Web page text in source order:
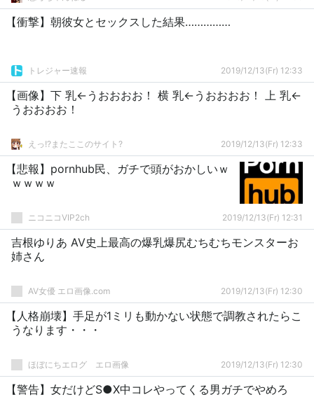
【衝撃】朝彼女とセックスした結果……………
トレジャー速報 2019/12/13(Fr) 12:33
【画像】下 乳←うおおおお！ 横 乳←うおおおお！ 上 乳←
うおおおお！
えっ!?またここのサイト? 2019/12/13(Fr) 12:33
【悲報】pornhub民、ガチで頭がおかしいｗ
ｗｗｗｗ
ニコニコVIP2ch 2019/12/13(Fr) 12:31
吉根ゆりあ AV史上最高の爆乳爆尻むちむちモンスターお
姉さん
AV女優 エロ画像.com 2019/12/13(Fr) 12:30
【人格崩壊】手足が1ミリも動かない状態で調教されたらこ
うなります・・・
ほぼにちエログ エロ画像 2019/12/13(Fr) 12:30
【警告】女だけどS●X中コレやってくる男ガチでやめろ